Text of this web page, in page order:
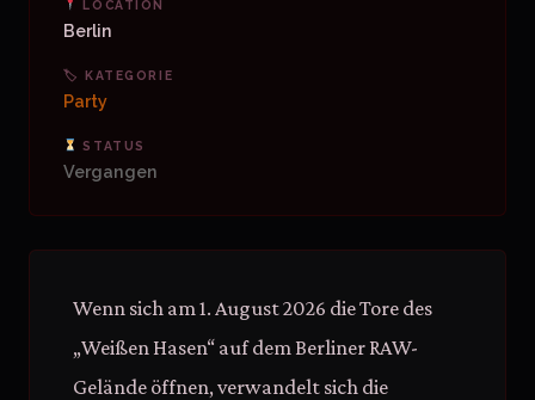
LOCATION
Berlin
🏷 KATEGORIE
Party
STATUS
Vergangen
Wenn sich am 1. August 2026 die Tore des
„Weißen Hasen“ auf dem Berliner RAW-
Gelände öffnen, verwandelt sich die